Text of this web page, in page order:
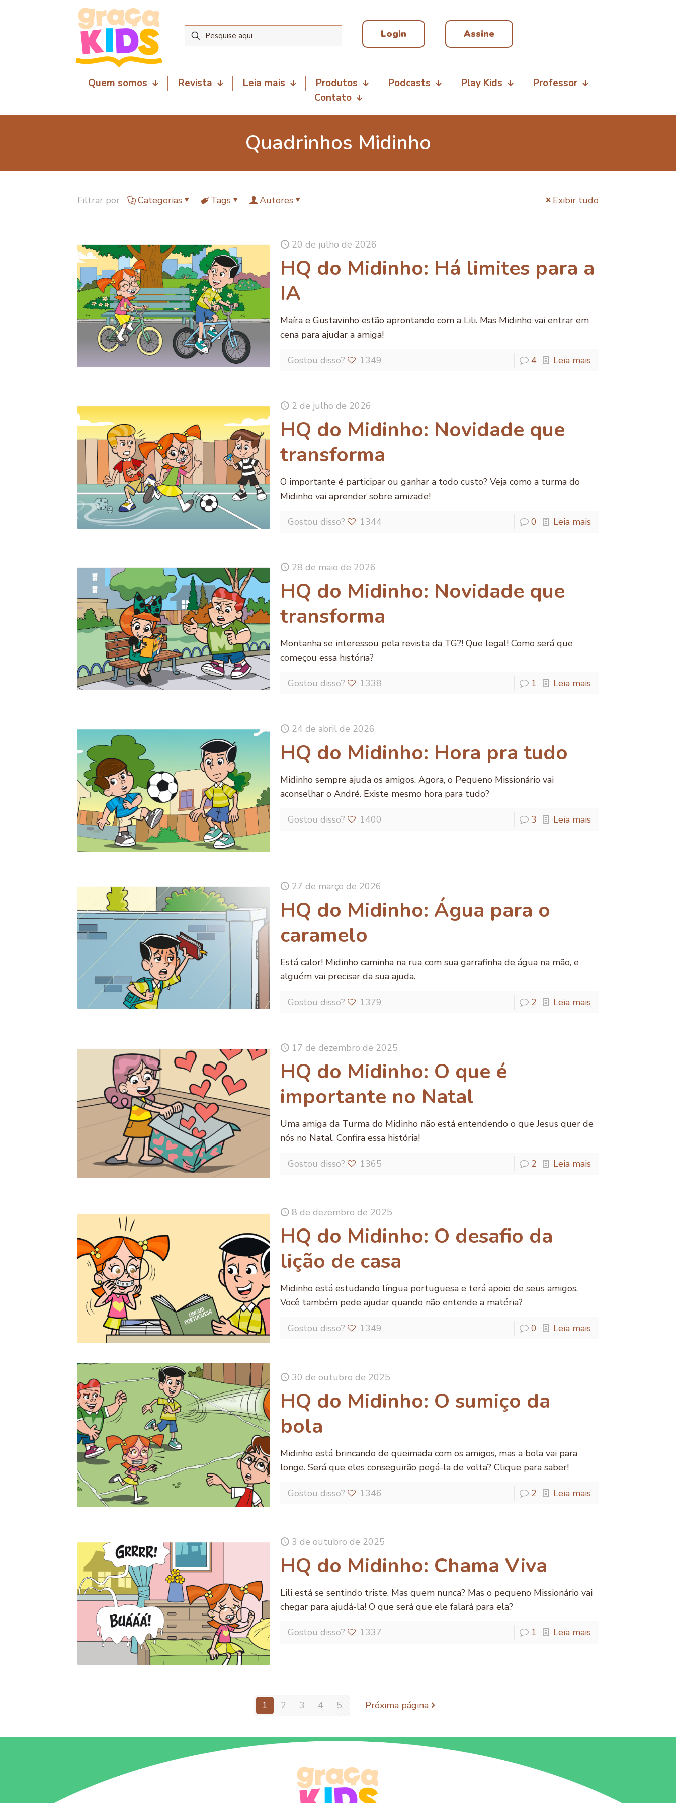
Login Assine
Quem somos Revista Leia mais Produtos Podcasts Play Kids
Professor
Contato
Quadrinhos Midinho
Filtrar por Categorias Tags Autores Exibir tudo
20 de julho de 2026
HQ do Midinho: Há limites para a
IA
Maíra e Gustavinho estão aprontando com a Lili. Mas Midinho vai entrar em
cena para ajudar a amiga!
Gostou disso? 1349 4 Leia mais
2 de julho de 2026
HQ do Midinho: Novidade que
transforma
O importante é participar ou ganhar a todo custo? Veja como a turma do
Midinho vai aprender sobre amizade!
Gostou disso? 1344 0 Leia mais
28 de maio de 2026
HQ do Midinho: Novidade que
transforma
Montanha se interessou pela revista da TG?! Que legal! Como será que
começou essa história?
Gostou disso? 1338 1 Leia mais
24 de abril de 2026
HQ do Midinho: Hora pra tudo
Midinho sempre ajuda os amigos. Agora, o Pequeno Missionário vai
aconselhar o André. Existe mesmo hora para tudo?
Gostou disso? 1400 3 Leia mais
27 de março de 2026
HQ do Midinho: Água para o
caramelo
Está calor! Midinho caminha na rua com sua garrafinha de água na mão, e
alguém vai precisar da sua ajuda.
Gostou disso? 1379 2 Leia mais
17 de dezembro de 2025
HQ do Midinho: O que é
importante no Natal
Uma amiga da Turma do Midinho não está entendendo o que Jesus quer de
nós no Natal. Confira essa história!
Gostou disso? 1365 2 Leia mais
8 de dezembro de 2025
HQ do Midinho: O desafio da
lição de casa
Midinho está estudando língua portuguesa e terá apoio de seus amigos.
Você também pede ajudar quando não entende a matéria?
Gostou disso? 1349 0 Leia mais
30 de outubro de 2025
HQ do Midinho: O sumiço da
bola
Midinho está brincando de queimada com os amigos, mas a bola vai para
longe. Será que eles conseguirão pegá-la de volta? Clique para saber!
Gostou disso? 1346 2 Leia mais
3 de outubro de 2025
HQ do Midinho: Chama Viva
Lili está se sentindo triste. Mas quem nunca? Mas o pequeno Missionário vai
chegar para ajudá-la! O que será que ele falará para ela?
Gostou disso? 1337 1 Leia mais
1 2 3 4 5 Próxima página